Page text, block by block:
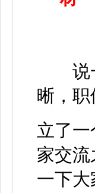
说一
晰，
立了一
家交
一下